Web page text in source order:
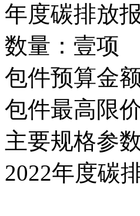
年度碳排放
数量：壹项
包件预算金
包件最高限
主要规格参
2022年度碳